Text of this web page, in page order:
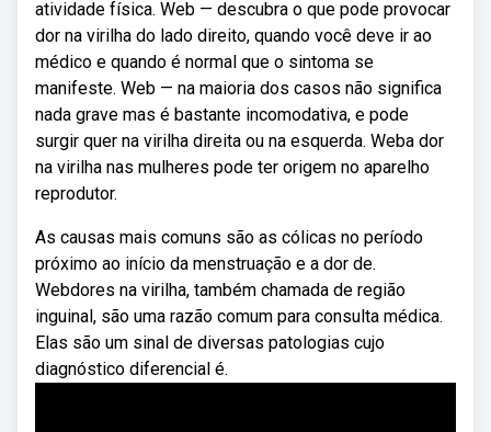
atividade física. Web — descubra o que pode provocar
dor na virilha do lado direito, quando você deve ir ao
médico e quando é normal que o sintoma se
manifeste. Web — na maioria dos casos não significa
nada grave mas é bastante incomodativa, e pode
surgir quer na virilha direita ou na esquerda. Weba dor
na virilha nas mulheres pode ter origem no aparelho
reprodutor.
As causas mais comuns são as cólicas no período
próximo ao início da menstruação e a dor de.
Webdores na virilha, também chamada de região
inguinal, são uma razão comum para consulta médica.
Elas são um sinal de diversas patologias cujo
diagnóstico diferencial é.